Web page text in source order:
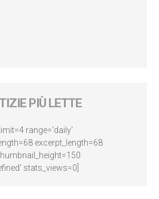
PIÙ LETTE
range='daily'
excerpt_length=68
stats_views=0]